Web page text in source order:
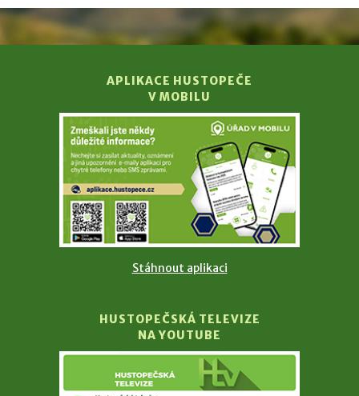
APLIKACE HUSTOPEČE
V MOBILU
Stáhnout aplikaci
HUSTOPEČSKÁ TELEVIZE
NA YOUTUBE